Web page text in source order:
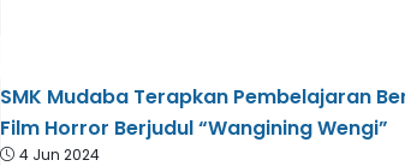
SMK Mudaba Terapkan Pembelajaran
Film Horror Berjudul “Wangining Wengi”
4 Jun 2024